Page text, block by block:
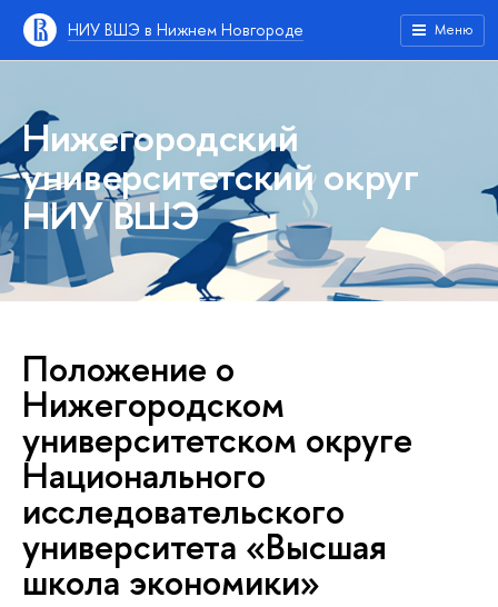
НИУ ВШЭ в Нижнем Новгороде Меню
Нижегородский
университетский округ
НИУ ВШЭ
Положение о
Нижегородском
университетском округе
Национального
исследовательского
университета «Высшая
школа экономики»